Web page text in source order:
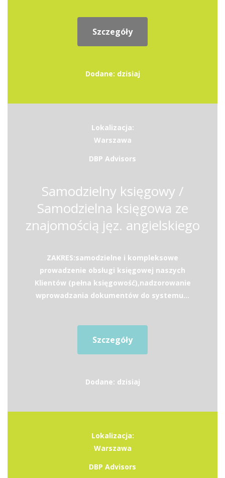
Szczegóły
Dodane: dzisiaj
Lokalizacja:
Warszawa
DBP Advisors
Samodzielny księgowy /
Samodzielna księgowa ze
znajomością jęz. angielskiego
ZAKRES:samodzielne i kompleksowe
prowadzenie obsługi księgowej naszych
Klientów (pełna księgowość),nadzorowanie
wprowadzania dokumentów do systemu...
Szczegóły
Dodane: dzisiaj
Lokalizacja:
Warszawa
DBP Advisors